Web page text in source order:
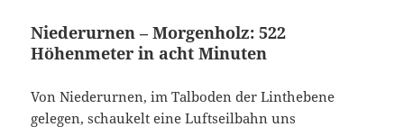
Niederurnen – Morgenholz: 522
Höhenmeter in acht Minuten
Von Niederurnen, im Talboden der Linthebene
gelegen, schaukelt eine Luftseilbahn uns